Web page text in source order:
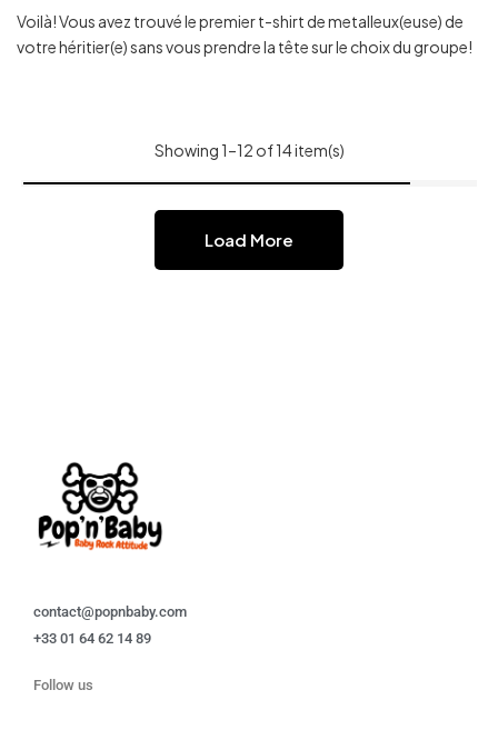
Voilà! Vous avez trouvé le premier t-shirt de metalleux(euse) de
votre héritier(e) sans vous prendre la tête sur le choix du groupe!
Showing 1–12 of 14 item(s)
Load More
contact@popnbaby.com
+33 01 64 62 14 89
Follow us